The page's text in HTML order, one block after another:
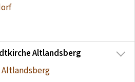
Altlandsberg